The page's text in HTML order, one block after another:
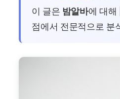
이 글은 밤알바에 대해
점에서 전문적으로 분